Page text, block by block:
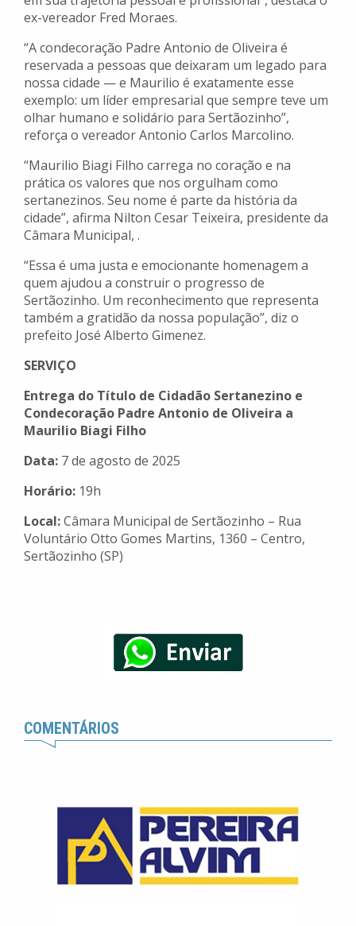
ex-vereador Fred Moraes.
“A condecoração Padre Antonio de Oliveira é
reservada a pessoas que deixaram um legado para
nossa cidade — e Maurilio é exatamente esse
exemplo: um líder empresarial que sempre teve um
olhar humano e solidário para Sertãozinho”,
reforça o vereador Antonio Carlos Marcolino.
“Maurilio Biagi Filho carrega no coração e na
prática os valores que nos orgulham como
sertanezinos. Seu nome é parte da história da
cidade”, afirma Nilton Cesar Teixeira, presidente da
Câmara Municipal, .
“Essa é uma justa e emocionante homenagem a
quem ajudou a construir o progresso de
Sertãozinho. Um reconhecimento que representa
também a gratidão da nossa população”, diz o
prefeito José Alberto Gimenez.
SERVIÇO
Entrega do Título de Cidadão Sertanezino e
Condecoração Padre Antonio de Oliveira a
Maurilio Biagi Filho
Data: 7 de agosto de 2025
Horário: 19h
Local:Câmara Municipal de Sertãozinho – Rua
Voluntário Otto Gomes Martins, 1360 – Centro,
Sertãozinho (SP)
COMENTÁRIOS